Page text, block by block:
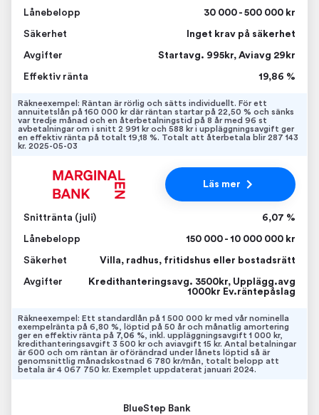
Lånebelopp 30 000 - 500 000 kr
Säkerhet Inget krav på säkerhet
Avgifter Startavg. 995kr, Aviavg 29kr
Effektiv ränta 19,86 %
Räkneexempel: Räntan är rörlig och sätts individuellt. För ett
annuitetslån på 160 000 kr där räntan startar på 22,50 % och sänks
var tredje månad och en återbetalningstid på 8 år med 96 st
avbetalningar om i snitt 2 991 kr och 588 kr i uppläggningsavgift ger
en effektiv ränta på totalt 19,18 %. Totalt att återbetala blir 287 143
kr. 2025-05-03
Snittränta (juli) 6,07 %
Lånebelopp 150 000 - 10 000 000 kr
Säkerhet Villa, radhus, fritidshus eller bostadsrätt
Avgifter
Kredithanteringsavg. 3500kr, Upplägg.avg
1000kr Ev.räntepåslag
Läs mer
Räkneexempel: Ett standardlån på 1 500 000 kr med vår nominella
exempelränta på 6,80 %, löptid på 50 år och månatlig amortering
ger en effektiv ränta på 7,06 % , inkl. uppläggningsavgift 1 000 kr,
kredithanteringsavgift 3 500 kr och aviavgift 15 kr. Antal betalningar
är 600 och om räntan är oförändrad under lånets löptid så är
genomsnittlig månadskostnad 6 780 kr/mån, totalt belopp att
betala är 4 067 750 kr. Exemplet uppdaterat januari 2024.
BlueStep Bank